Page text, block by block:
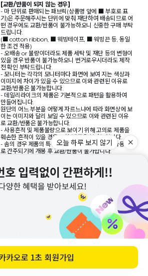
바로 구매하기
[교환/반품이 되지 않는 경우]
- 마 단위로 판매되는 패브릭(상품명 앞에 ■ 부호로 표
기)은 주문해주시는 단위에 맞춰 재단하여 배송되므로 어
떤 경우에도 교환/반품이 불가능하오니 신중한 구매 부탁
드립니다.
(■ cotton ribbon, ■ 웨빙테이프, ■ 웨빙끈 등, 동일
한 조건 적용)
- 오배송 or 불량이더라도 제품 세탁 및 재단 등의 변형이
있을 경우 반품이 불가능하오니 번거로우시더라도 제작
전 확인 부탁드립니다.
- 모니터는 각각의 모니터마다 화면에 보여 지는 색상과
이미지에 차이가 있을 수 있으므로 이와 관련된 이유로
교환/반품은 불가능합니다.
- 데일리라이크의 제품은 기본적으로 패턴을 활용하여
만들어집니다.
원단의 어느 부분을 어떻게 자르느냐에 따라 화면상에 보
이는 이미지와 달리 보일 수 있으므로 이와 관련된 이유
로 교환/반품은 불가능합니다.
- 사용흔적 및 제품불량으로 보이기 위해 고의로 제품을
훼손한 흔적이 있을 경우 교환/반품은 불가능합니다.
- 솜의 경우 제품의 특성상 개봉하는 것만으로도 사용으
로 간주되기에 개봉 후 교환/반품이 불가합니다.
해당 내용을 우선하여 교환/반품 기준이 적용됩니다.
- 제품 포장이 훼손됐을 경우 어떠한 경우에서도 교환/반
품이 불가능하오니 신중한 구매 부탁드립니다.
- 반품이 접수되었더라도 반송된 물품 상태 확인 후 사용
흔적이나 훼손 여부에 따라 교환 및 환불이 불가할 수 있
환불은 적립금/예치금 환불 및 결제취소가 가능합니다.
결제취소의 경우 고객님께서 결제해주신 수단으로만 환
불이 가능합니다. 카드결제건 취소 및 환불 시 현금환불
반품건 수령 및 물품 확인 후 환불 절차가 진행되며, 신용
카드 및 휴대폰 결제의 경우 결제일자에 맞추어 대금이
청구될 수도 있습니다. 이 경우 익월 대금청구 시 카드사
에서 환급 처리됩니다.